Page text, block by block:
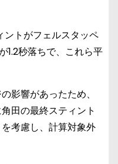
ントがフェルスタッペ
1.2秒落ちで、これら平
影響があったため、
田の最終スティント
考慮し、計算対象外